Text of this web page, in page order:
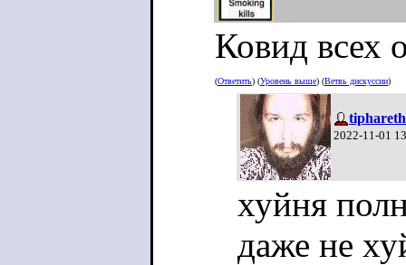
Ковид всех
(Ответить) (Уровень выше) (Ветвь дискуссии)
tiphareth
2022-11-01
хуйня
даже не